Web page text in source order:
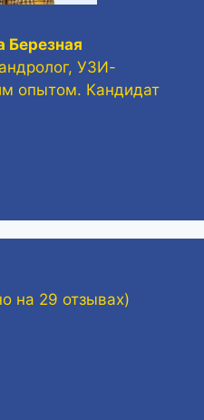
Березная
УЗИ-
опытом. Кандидат
на 29 отзывах)